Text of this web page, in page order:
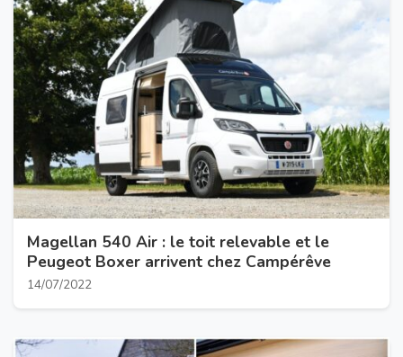
Magellan 540 Air : le toit relevable et le
Peugeot Boxer arrivent chez Campérêve
14/07/2022